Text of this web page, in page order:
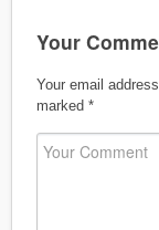
Your
Your email
marked *